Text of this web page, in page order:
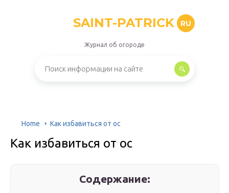
SAINT-PATRICK RU
Журнал об огороде
Home Как избавиться от ос
Как избавиться от ос
Содержание: